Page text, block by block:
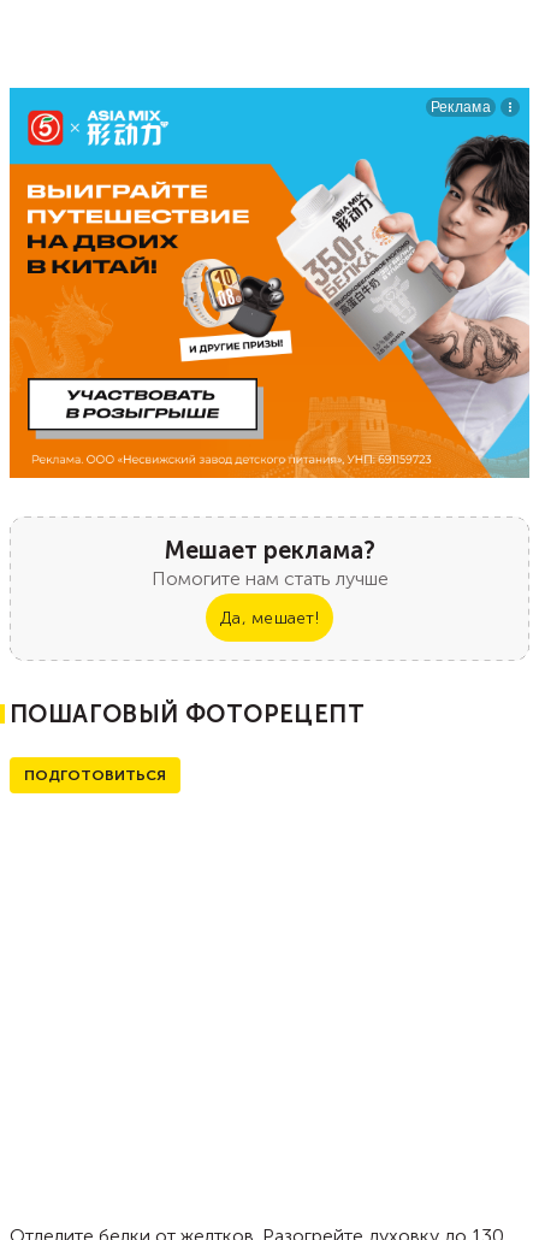
Мешает реклама?
Помогите нам стать лучше
Да, мешает!
ПОШАГОВЫЙ ФОТОРЕЦЕПТ
ПОДГОТОВИТЬСЯ